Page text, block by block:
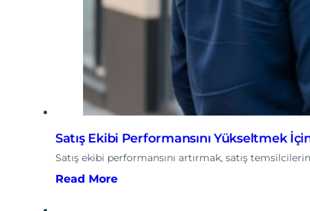
Satış Ekibi Performansını Yükseltmek
Satış ekibi performansını artırmak, satış
Read More